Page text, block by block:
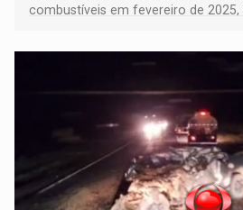
combustíveis em fevereiro de